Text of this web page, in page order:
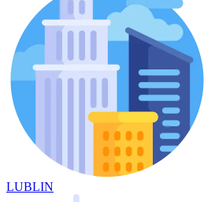
LUBLIN